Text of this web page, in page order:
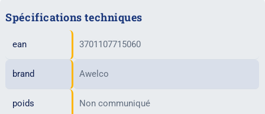
Spécifications techniques
ean 3701107715060
brand Awelco
poids Non communiqué